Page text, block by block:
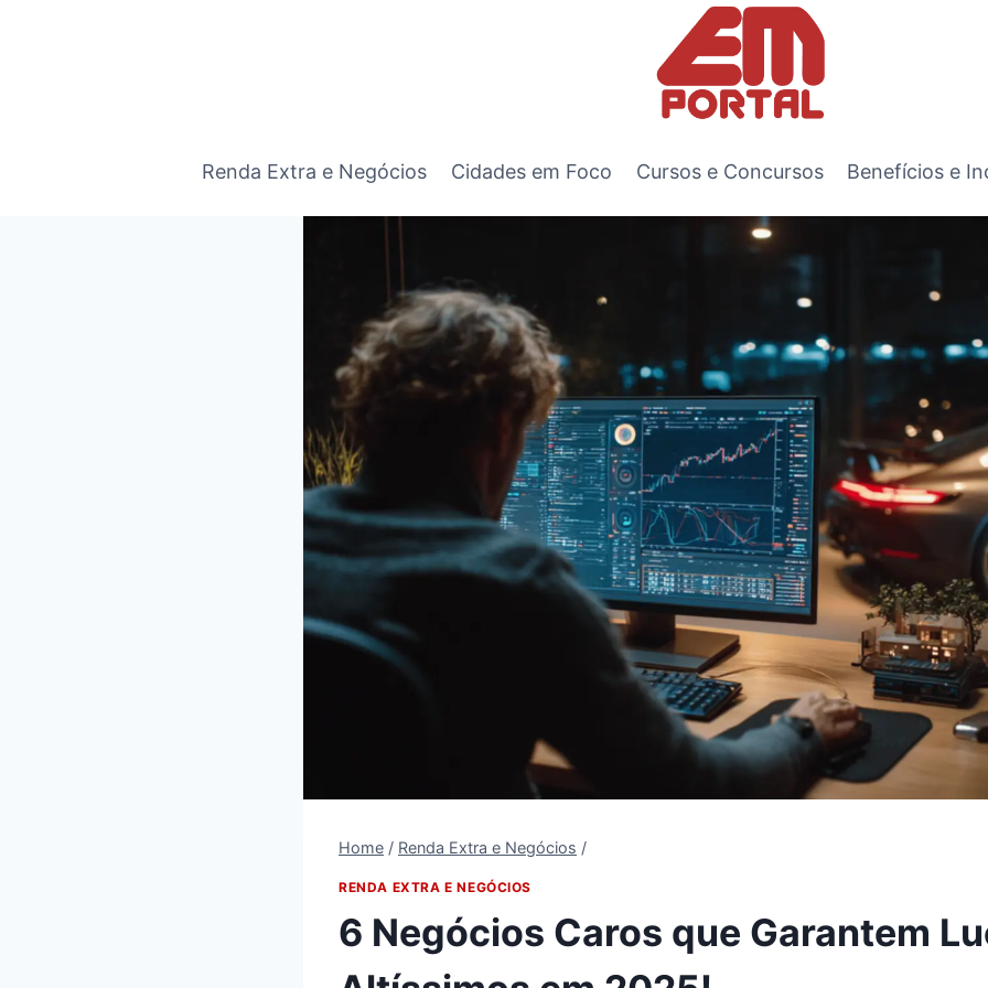
Renda Extra e Negócios Cidades em Foco Cursos e Concursos Benefícios e
Home / Renda Extra e Negócios /
RENDA EXTRA E NEGÓCIOS
6 Negócios Caros que Garantem